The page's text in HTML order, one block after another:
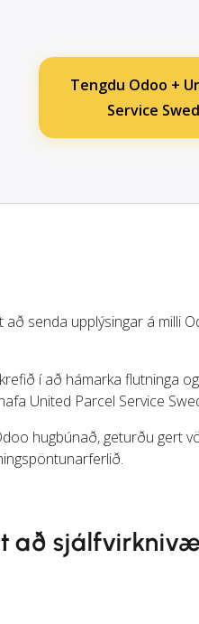
Tengdu Odoo +
Service
að senda upplýsingar á milli
í að hámarka flutninga
United Parcel Service
hugbúnað, geturðu gert
að